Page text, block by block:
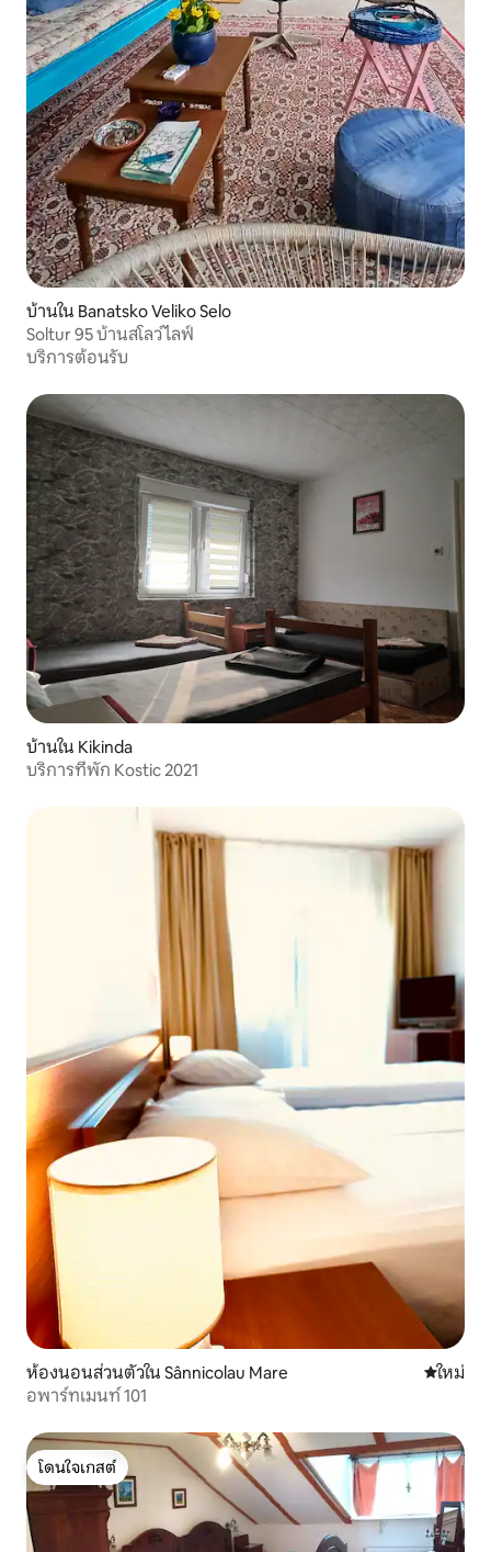
บ้านใน Banatsko Veliko Selo
Soltur 95 บ้านสโลว์ไลฟ์
บริการต้อนรับ
บ้านใน Kikinda
บริการที่พัก Kostic 2021
ห้องนอนส่วนตัวใน Sânnicolau Mare ที่พักใหม่
ใหม่
อพาร์ทเมนท์ 101
โดนใจเกสต์
โดนใจเกสต์